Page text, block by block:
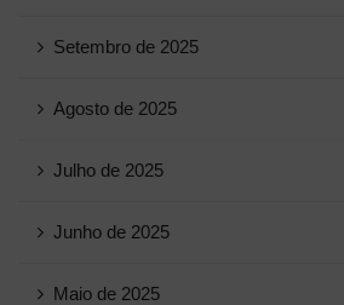
Setembro de 2025
Agosto de 2025
Julho de 2025
Junho de 2025
Maio de 2025